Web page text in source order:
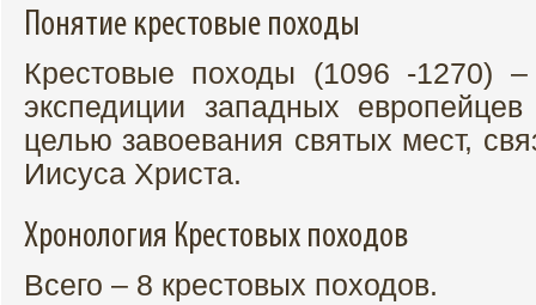
Понятие крестовые походы
Крестовые походы (1096 -1270)
экспедиции западных
целью завоевания святых мест,
Иисуса Христа.
Хронология Крестовых походов
Всего – 8 крестовых походов.